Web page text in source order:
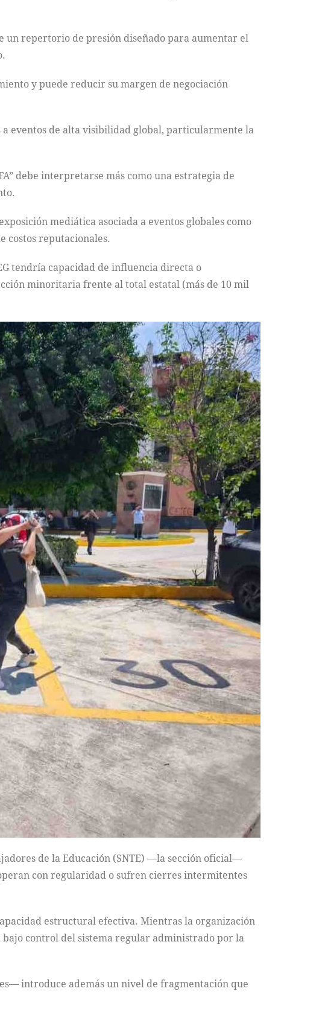
un repertorio de presión diseñado para aumentar el
y puede reducir su margen de negociación
eventos de alta visibilidad global, particularmente la
debe interpretarse más como una estrategia de
mediática asociada a eventos globales como
costos reputacionales.
tendría capacidad de influencia directa o
minoritaria frente al total estatal (más de 10 mil
de la Educación (SNTE) —la sección oficial—
con regularidad o sufren cierres intermitentes
estructural efectiva. Mientras la organización
control del sistema regular administrado por la
introduce además un nivel de fragmentación que